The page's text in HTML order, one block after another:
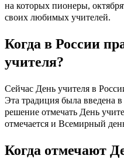
на которых пионеры,
своих любимых учителей.
Когда в России
учителя?
Сейчас День учителя в
Эта традиция была введена
решение отмечать День
отмечается и Всемирный
Когда отмечают